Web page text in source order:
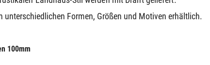
unterschiedlichen Formen, Größen und Motiven erhältlich.
100mm